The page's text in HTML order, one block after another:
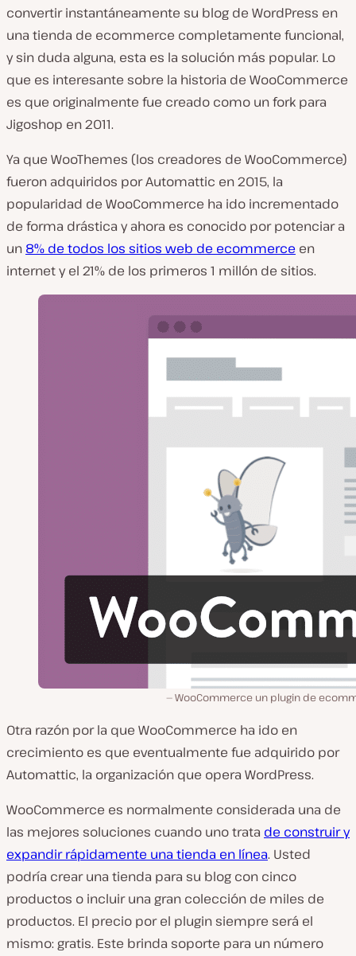
convertir instantáneamente su blog de WordPress en
una tienda de ecommerce completamente funcional,
y sin duda alguna, esta es la solución más popular. Lo
que es interesante sobre la historia de WooCommerce
es que originalmente fue creado como un fork para
Jigoshop en 2011.
Ya que WooThemes (los creadores de WooCommerce)
fueron adquiridos por Automattic en 2015, la
popularidad de WooCommerce ha ido incrementado
de forma drástica y ahora es conocido por potenciar a
un 8% de todos los sitios web de ecommerce en
internet y el 21% de los primeros 1 millón de sitios.
WooCommerce un plugin de
Otra razón por la que WooCommerce ha ido en
crecimiento es que eventualmente fue adquirido por
Automattic, la organización que opera WordPress.
WooCommerce es normalmente considerada una de
las mejores soluciones cuando uno trata de construir y
expandir rápidamente una tienda en línea. Usted
podría crear una tienda para su blog con cinco
productos o incluir una gran colección de miles de
productos. El precio por el plugin siempre será el
mismo: gratis. Este brinda soporte para un número